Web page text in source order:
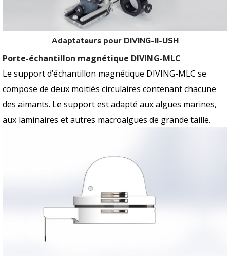
Adaptateurs pour DIVING-II-USH
Porte-échantillon magnétique DIVING-MLC
Le support d’échantillon magnétique DIVING-MLC se
compose de deux moitiés circulaires contenant chacune
des aimants. Le support est adapté aux algues marines,
aux laminaires et autres macroalgues de grande taille.